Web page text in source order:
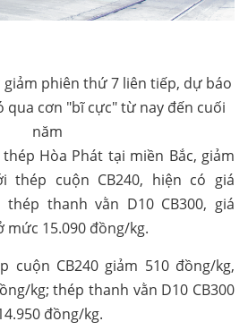
phiên thứ 7 liên tiếp, dự báo
qua cơn "bĩ cực" từ nay đến cuối
năm
Hòa Phát tại miền Bắc, giảm
thép cuộn CB240, hiện có giá
thép thanh vằn D10 CB300, giá
mức 15.090 đồng/kg.
cuộn CB240 giảm 510 đồng/kg,
kg; thép thanh vằn D10 CB300
đồng/kg.